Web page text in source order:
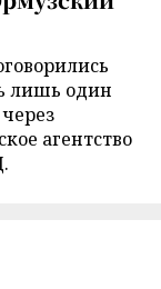
лишь один
агентство